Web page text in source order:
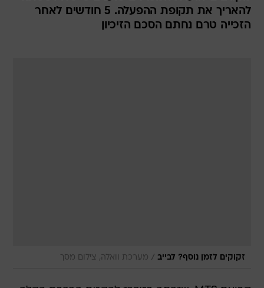
להאריך את תקופת ההפעלה. 5 חודשים לאחר
הזכייה טרם נחתם הסכם הזיכיון
זקוקים לזמן נוסף? לבייב / מערכת וואלה, צילום מסך